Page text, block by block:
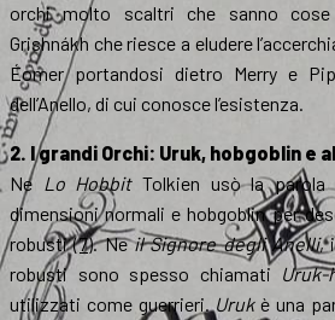
orchi molto scaltri che sanno
Grishnákh che riesce a eludere
Éomer portandosi dietro Merry e
dell’Anello, di cui conosce l’esistenza.
2. I grandi Orchi: Uruk, hobgoblin e
Ne Lo HobbitTolkien usò la parola
dimensioni normali e hobgoblin per
robusti(7). Neil Signore degli Anelli,
robusti sono spesso chiamati Uruk-
utilizzati come guerrieri. Urukè una